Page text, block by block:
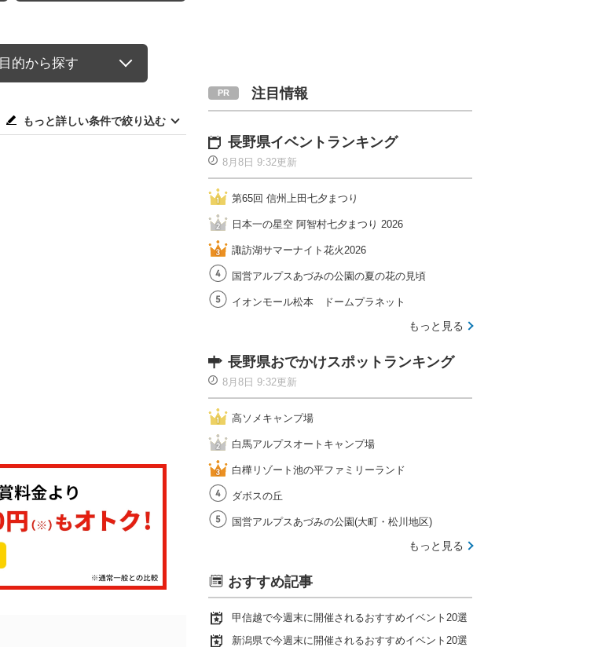
目的から探す
もっと詳しい条件で絞り込む
注目情報
長野県イベントランキング
8月8日 9:32更新
第65回 信州上田七夕まつり
日本一の星空 阿智村七夕まつり 2026
諏訪湖サマーナイト花火2026
国営アルプスあづみの公園の夏の花の見頃
イオンモール松本 ドームプラネット
もっと見る
長野県おでかけスポットランキング
8月8日 9:32更新
高ソメキャンプ場
白馬アルプスオートキャンプ場
白樺リゾート池の平ファミリーランド
ダボスの丘
国営アルプスあづみの公園(大町・松川地区)
もっと見る
おすすめ記事
甲信越で今週末に開催されるおすすめイベント20選
新潟県で今週末に開催されるおすすめイベント20選